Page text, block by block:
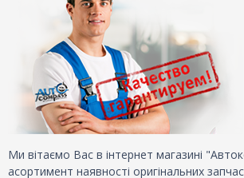
Ми вітаємо Вас в інтернет магазині
асортимент наявності оригінальних